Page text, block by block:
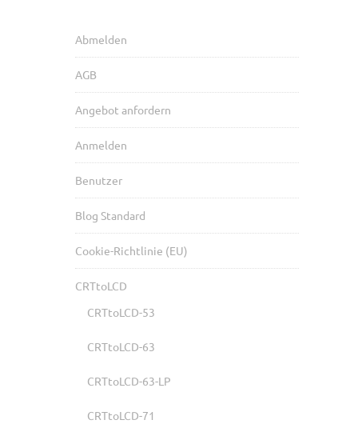
Abmelden
AGB
Angebot anfordern
Anmelden
Benutzer
Blog Standard
Cookie-Richtlinie (EU)
CRTtoLCD
CRTtoLCD-53
CRTtoLCD-63
CRTtoLCD-63-LP
CRTtoLCD-71